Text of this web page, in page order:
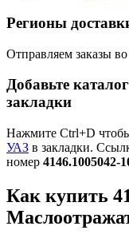
Регионы
Отправляем заказы
Добавьте
закладки
Нажмите Ctrl+D
УАЗ в закладки.
номер 4146.1005042-
Как купить